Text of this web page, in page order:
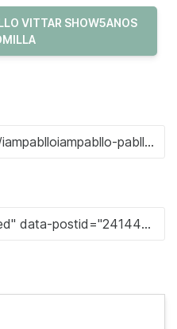
VITTAR SHOW5ANOS